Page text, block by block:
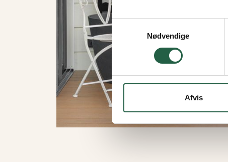
Få flere oplysninger om,
Samtykkevalg
Nødvendige
Afvis